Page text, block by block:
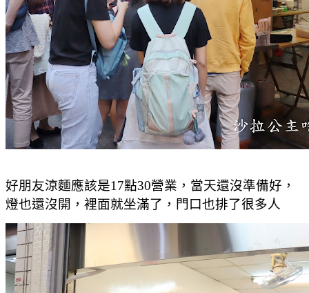
好朋友涼麵應該是17點30營業，當天還沒準備好，
燈也還沒開，裡面就坐滿了，門口也排了很多人